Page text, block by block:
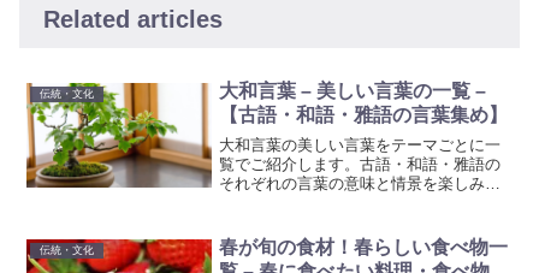
Related articles
伝統・文化
大和言葉 – 美しい言葉の一覧 –
【古語・和語・雅語の言葉集め】
大和言葉の美しい言葉をテーマごとに一
覧でご紹介します。古語・和語・雅語の
それぞれの言葉の意味と情景を楽しみな
伝統・文化
春が旬の食材！春らしい食べ物一